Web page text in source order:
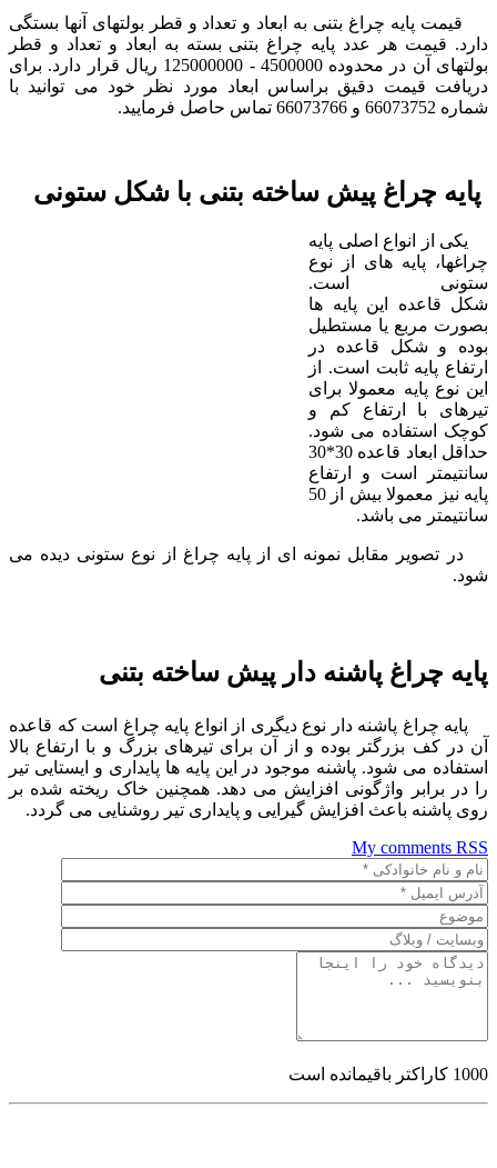
قیمت پایه چراغ بتنی به ابعاد و تعداد و قطر بولتهای آنها بستگی
دارد. قیمت هر عدد پایه چراغ بتنی بسته به ابعاد و تعداد و قطر
بولتهای آن در محدوده 4500000 - 125000000 ریال قرار دارد. برای
دریافت قیمت دقیق براساس ابعاد مورد نظر خود می توانید با
شماره 66073752 و 66073766 تماس حاصل فرمایید.
پایه چراغ پیش ساخته بتنی با شکل ستونی
یکی از انواع اصلی پایه
چراغها، پایه های از نوع
ستونی است.
شکل قاعده این پایه ها
بصورت مربع یا مستطیل
بوده و شکل قاعده در
ارتفاع پایه ثابت است. از
این نوع پایه معمولا برای
تیرهای با ارتفاع کم و
کوچک استفاده می شود.
حداقل ابعاد قاعده 30*30
سانتیمتر است و ارتفاع
پایه نیز معمولا بیش از 50
سانتیمتر می باشد.
در تصویر مقابل نمونه ای از پایه چراغ از نوع ستونی دیده می
شود.
پایه چراغ پاشنه دار پیش ساخته بتنی
پایه چراغ پاشنه دار نوع دیگری از انواع پایه چراغ است که قاعده
آن در کف بزرگتر بوده و از آن برای تیرهای بزرگ و با ارتفاع بالا
استفاده می شود. پاشنه موجود در این پایه ها پایداری و ایستایی تیر
را در برابر واژگونی افزایش می دهد. همچنین خاک ریخته شده بر
روی پاشنه باعث افزایش گیرایی و پایداری تیر روشنایی می گردد.
My comments RSS
1000 کاراکتر باقیمانده است